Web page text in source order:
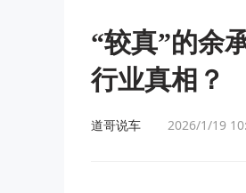
“较真”的余
行业真相？
道哥说车 2026/1/19